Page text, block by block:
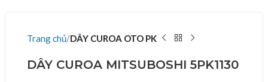
Trang chủ DÂY CUROA OTO PK
DÂY CUROA MITSUBOSHI 5PK1130